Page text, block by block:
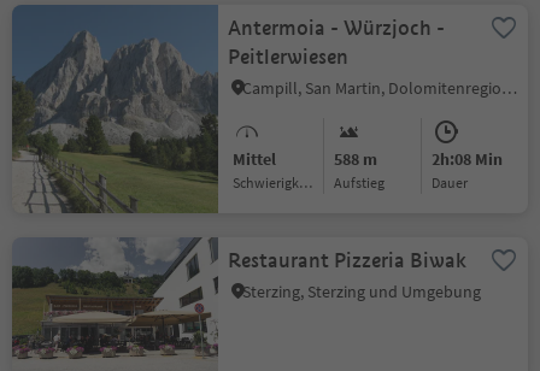
Antermoia - Würzjoch -
Peitlerwiesen
Campill, San Martin, Dolomitenregion Kronplatz
Mittel
Schwierigkeitsgrad
588 m
Aufstieg
2h:08 Min
Dauer
Restaurant Pizzeria Biwak
Sterzing, Sterzing und Umgebung